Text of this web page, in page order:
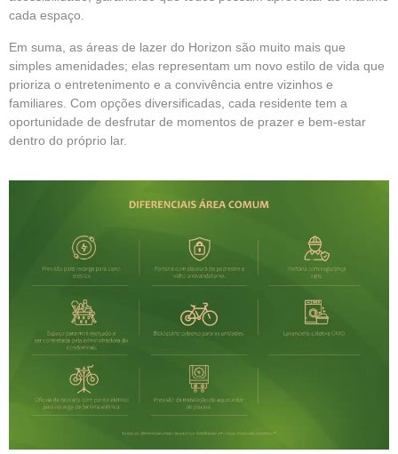
cada espaço.
Em suma, as áreas de lazer do Horizon são muito mais que
simples amenidades; elas representam um novo estilo de vida que
prioriza o entretenimento e a convivência entre vizinhos e
familiares. Com opções diversificadas, cada residente tem a
oportunidade de desfrutar de momentos de prazer e bem-estar
dentro do próprio lar.